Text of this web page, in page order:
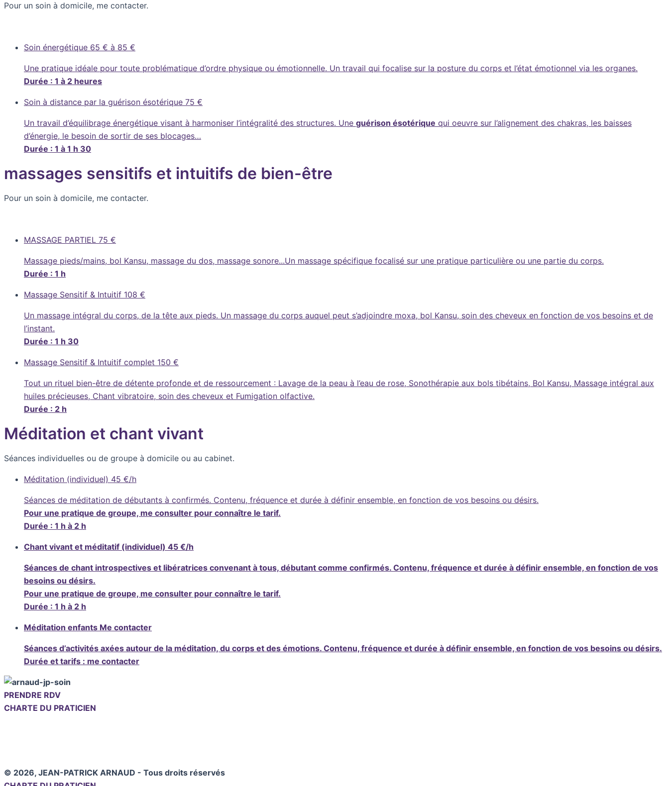
Pour un soin à domicile, me contacter.
Soin énergétique 65 € à 85 €
Une pratique idéale pour toute problématique d’ordre physique ou émotionnelle. Un travail qui focalise sur la posture du corps et l’état émotionnel via les organes.
Durée : 1 à 2 heures
Soin à distance par la guérison ésotérique 75 €
Un travail d’équilibrage énergétique visant à harmoniser l’intégralité des structures. Une guérison ésotérique qui oeuvre sur l’alignement des chakras, les baisses
d’énergie, le besoin de sortir de ses blocages…
Durée : 1 à 1 h 30
massages sensitifs et intuitifs de bien-être
Pour un soin à domicile, me contacter.
MASSAGE PARTIEL 75 €
Massage pieds/mains, bol Kansu, massage du dos, massage sonore...Un massage spécifique focalisé sur une pratique particulière ou une partie du corps.
Durée : 1 h
Massage Sensitif & Intuitif 108 €
Un massage intégral du corps, de la tête aux pieds. Un massage du corps auquel peut s’adjoindre moxa, bol Kansu, soin des cheveux en fonction de vos besoins et de
l’instant.
Durée : 1 h 30
Massage Sensitif & Intuitif complet 150 €
Tout un rituel bien-être de détente profonde et de ressourcement : Lavage de la peau à l’eau de rose, Sonothérapie aux bols tibétains, Bol Kansu, Massage intégral aux
huiles précieuses, Chant vibratoire, soin des cheveux et Fumigation olfactive.
Durée : 2 h
Méditation et chant vivant
Séances individuelles ou de groupe à domicile ou au cabinet.
Méditation (individuel) 45 €/h
Séances de méditation de débutants à confirmés. Contenu, fréquence et durée à définir ensemble, en fonction de vos besoins ou désirs.
Pour une pratique de groupe, me consulter pour connaître le tarif.
Durée : 1 h à 2 h
Chant vivant et méditatif (individuel) 45 €/h
Séances de chant introspectives et libératrices convenant à tous, débutant comme confirmés. Contenu, fréquence et durée à définir ensemble, en fonction de vos
besoins ou désirs.
Pour une pratique de groupe, me consulter pour connaître le tarif.
Durée : 1 h à 2 h
Méditation enfants Me contacter
Séances d’activités axées autour de la méditation, du corps et des émotions. Contenu, fréquence et durée à définir ensemble, en fonction de vos besoins ou désirs.
Durée et tarifs : me contacter
PRENDRE RDV
CHARTE DU PRATICIEN
© 2026, JEAN-PATRICK ARNAUD - Tous droits réservés